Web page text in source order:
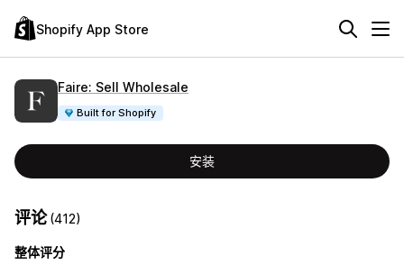
Shopify App Store
Faire: Sell Wholesale
Built for Shopify
安装
评论(412)
整体评分